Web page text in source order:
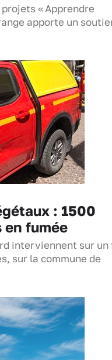
« Apprendre
apporte un
: 1500
fumée
interviennent sur un
sur la commune de